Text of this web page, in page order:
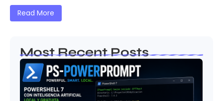
Read More
Most Recent Posts